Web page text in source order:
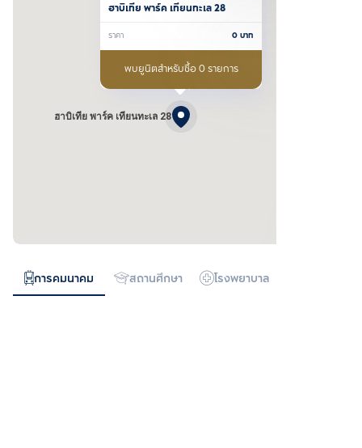
ฮาบิเทีย พาร์ค เทียนทะเล 28
ฮาบิเทีย พาร์ค เทียนทะเล 28
ราคา 0บาท
พบยูนิตสำหรับซื้อ 0 รายการ
การคมนาคม สถานศึกษา โรงพยาบาล